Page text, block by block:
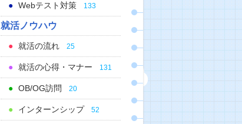
Webテスト対策 133
就活ノウハウ
就活の流れ 25
就活の心得・マナー 131
OB/OG訪問 20
インターンシップ 52